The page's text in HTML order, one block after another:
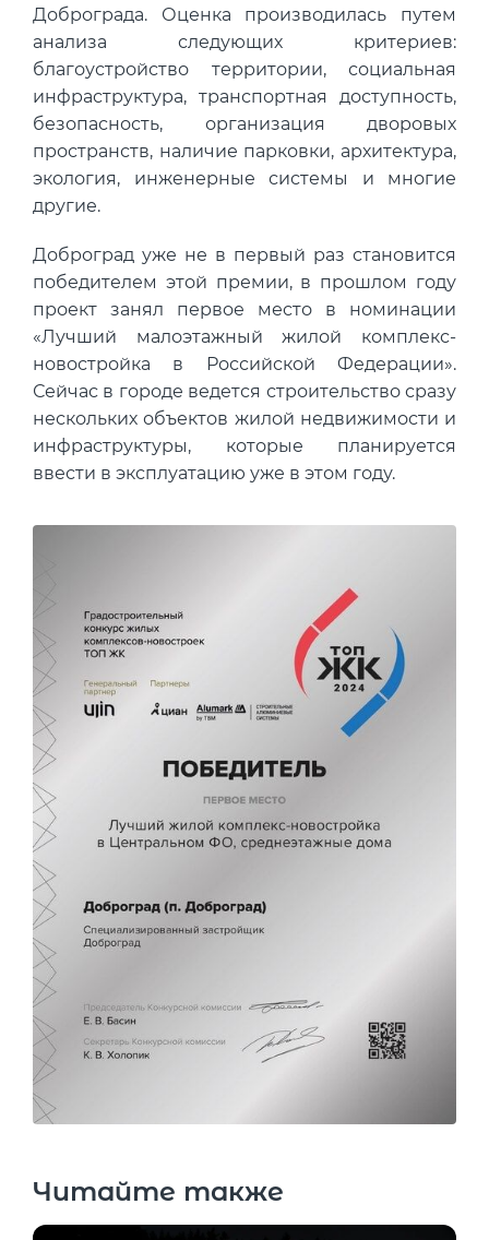
Доброграда. Оценка производилась путем
анализа следующих критериев:
благоустройство территории, социальная
инфраструктура, транспортная доступность,
безопасность, организация дворовых
пространств, наличие парковки, архитектура,
экология, инженерные системы и многие
другие.
Доброград уже не в первый раз становится
победителем этой премии, в прошлом году
проект занял первое место в номинации
«Лучший малоэтажный жилой комплекс-
новостройка в Российской Федерации».
Сейчас в городе ведется строительство сразу
нескольких объектов жилой недвижимости и
инфраструктуры, которые планируется
ввести в эксплуатацию уже в этом году.
Читайте также